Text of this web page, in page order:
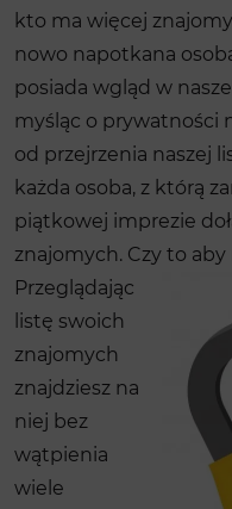
kto ma więcej
nowo napotkana
posiada wgląd w
myśląc o prywatności
od przejrzenia naszej
każda osoba, z którą
piątkowej imprezie
znajomych. Czy to
Przeglądając
listę swoich
znajomych
znajdziesz na
niej bez
wątpienia
wiele